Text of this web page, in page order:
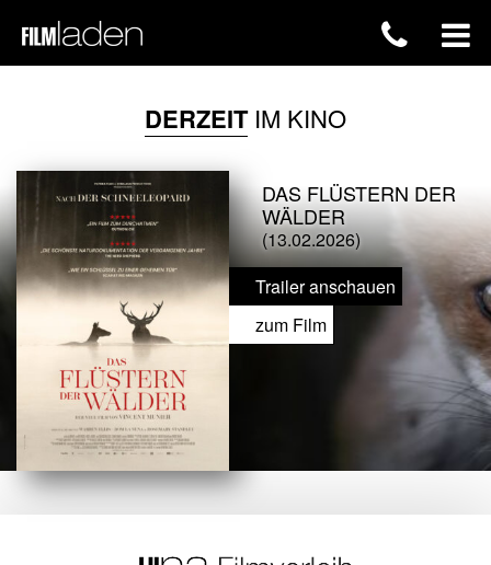
DERZEITIM KINO
DAS FLÜSTERN DER
WÄLDER
(13.02.2026)
Trailer anschauen
zum Film